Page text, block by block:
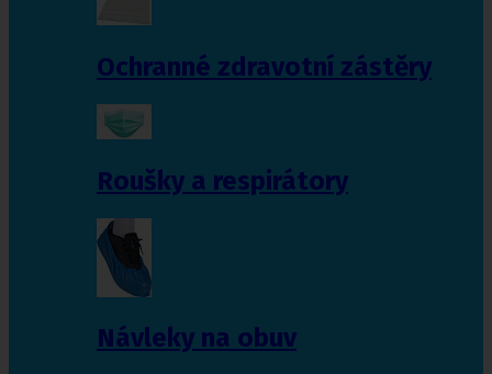
Ochranné zdravotní zástěry
Roušky a respirátory
Návleky na obuv